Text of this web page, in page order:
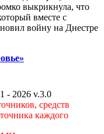
выкрикнула, что
вместе с
войну на Днестре
- 2026 v.3.0
средств
каждого